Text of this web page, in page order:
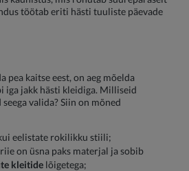
töötab eriti hästi tuuliste päevade
pea kaitse eest, on aeg mõelda
iga jakk hästi kleidiga. Milliseid
valida? Siin on mõned
eelistate rokilikku stiili;
on üsna paks materjal ja sobib
kleitide lõigetega;